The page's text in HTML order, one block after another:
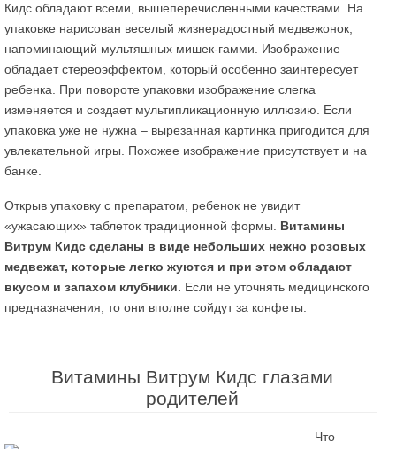
Кидс обладают всеми, вышеперечисленными качествами. На
упаковке нарисован веселый жизнерадостный медвежонок,
напоминающий мультяшных мишек-гамми. Изображение
обладает стереоэффектом, который особенно заинтересует
ребенка. При повороте упаковки изображение слегка
изменяется и создает мультипликационную иллюзию. Если
упаковка уже не нужна – вырезанная картинка пригодится для
увлекательной игры. Похожее изображение присутствует и на
банке.
Открыв упаковку с препаратом, ребенок не увидит
«ужасающих» таблеток традиционной формы. Витамины
Витрум Кидс сделаны в виде небольших нежно розовых
медвежат, которые легко жуются и при этом обладают
вкусом и запахом клубники. Если не уточнять медицинского
предназначения, то они вполне сойдут за конфеты.
Витамины Витрум Кидс глазами
родителей
Что